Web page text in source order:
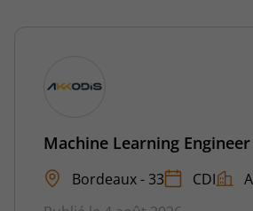
Machine Learning
Bordeaux - 33 CDI